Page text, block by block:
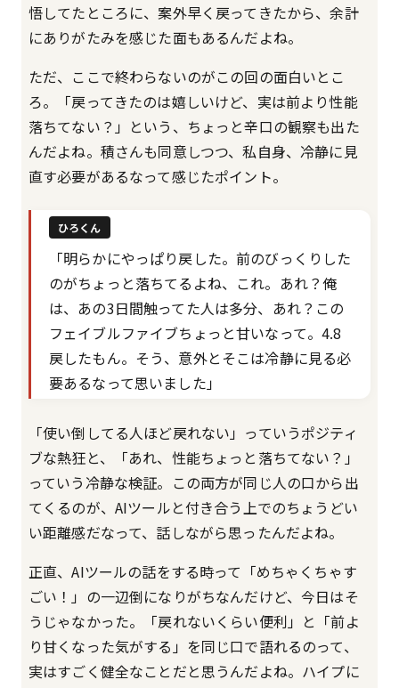
悟してたところに、案外早く戻ってきたから、余計
にありがたみを感じた面もあるんだよね。
ただ、ここで終わらないのがこの回の面白いとこ
ろ。「戻ってきたのは嬉しいけど、実は前より性能
落ちてない？」という、ちょっと辛口の観察も出た
んだよね。積さんも同意しつつ、私自身、冷静に見
直す必要があるなって感じたポイント。
ひろくん
「明らかにやっぱり戻した。前のびっくりした
のがちょっと落ちてるよね、これ。あれ？俺
は、あの3日間触ってた人は多分、あれ？この
フェイブルファイブちょっと甘いなって。4.8
戻したもん。そう、意外とそこは冷静に見る必
要あるなって思いました」
「使い倒してる人ほど戻れない」っていうポジティ
ブな熱狂と、「あれ、性能ちょっと落ちてない？」
っていう冷静な検証。この両方が同じ人の口から出
てくるのが、AIツールと付き合う上でのちょうどい
い距離感だなって、話しながら思ったんだよね。
正直、AIツールの話をする時って「めちゃくちゃす
ごい！」の一辺倒になりがちなんだけど、今日はそ
うじゃなかった。「戻れないくらい便利」と「前よ
り甘くなった気がする」を同じ口で語れるのって、
実はすごく健全なことだと思うんだよね。ハイプに